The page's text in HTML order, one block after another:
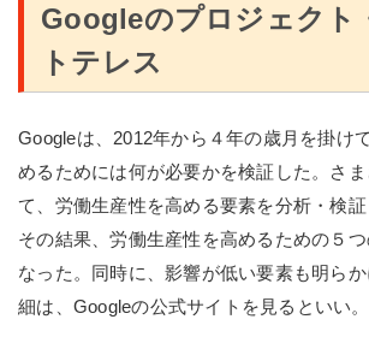
Googleのプロジェクト
トテレス
Googleは、2012年から４年の歳月を掛け
めるためには何が必要かを検証した。さ
て、労働生産性を高める要素を分析・検証
その結果、労働生産性を高めるための５
なった。同時に、影響が低い要素も明ら
細は、Googleの公式サイトを見るといい。